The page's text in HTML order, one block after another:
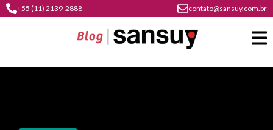
+55 (11) 2139-2888 contato@sansuy.com.br